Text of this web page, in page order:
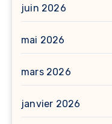
juin 2026
mai 2026
mars 2026
janvier 2026